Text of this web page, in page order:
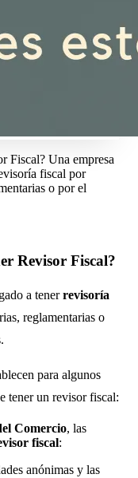
Fiscal? Una empresa
fiscal por
o por el
Revisor Fiscal?
a tenerrevisoría
reglamentarias o
para algunos
tener un revisor fiscal:
Comercio, las
fiscal:
anónimas y las